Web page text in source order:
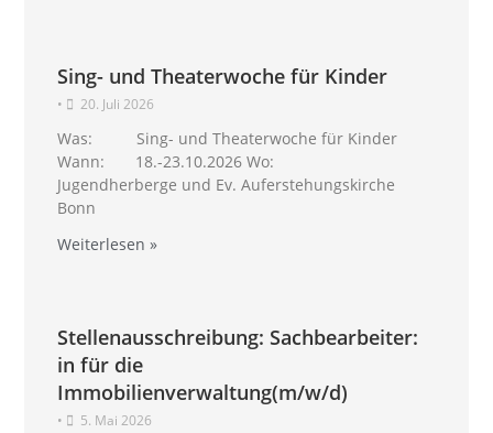
Sing- und Theaterwoche für Kinder
• 20. Juli 2026
Was: Sing- und Theaterwoche für Kinder
Wann: 18.-23.10.2026 Wo:
Jugendherberge und Ev. Auferstehungskirche
Bonn
Weiterlesen »
Stellenausschreibung: Sachbearbeiter:
in für die
Immobilienverwaltung(m/w/d)
• 5. Mai 2026